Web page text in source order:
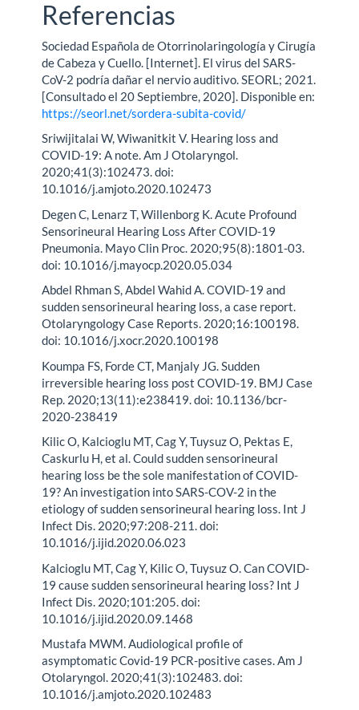
Referencias
Sociedad Española de Otorrinolaringología y Cirugía
de Cabeza y Cuello. [Internet]. El virus del SARS-
CoV-2 podría dañar el nervio auditivo. SEORL; 2021.
[Consultado el 20 Septiembre, 2020]. Disponible en:
https://seorl.net/sordera-subita-covid/
Sriwijitalai W, Wiwanitkit V. Hearing loss and
COVID-19: A note. Am J Otolaryngol.
2020;41(3):102473. doi:
10.1016/j.amjoto.2020.102473
Degen C, Lenarz T, Willenborg K. Acute Profound
Sensorineural Hearing Loss After COVID-19
Pneumonia. Mayo Clin Proc. 2020;95(8):1801-03.
doi: 10.1016/j.mayocp.2020.05.034
Abdel Rhman S, Abdel Wahid A. COVID-19 and
sudden sensorineural hearing loss, a case report.
Otolaryngology Case Reports. 2020;16:100198.
doi: 10.1016/j.xocr.2020.100198
Koumpa FS, Forde CT, Manjaly JG. Sudden
irreversible hearing loss post COVID-19. BMJ Case
Rep. 2020;13(11):e238419. doi: 10.1136/bcr-
2020-238419
Kilic O, Kalcioglu MT, Cag Y, Tuysuz O, Pektas E,
Caskurlu H, et al. Could sudden sensorineural
hearing loss be the sole manifestation of COVID-
19? An investigation into SARS-COV-2 in the
etiology of sudden sensorineural hearing loss. Int J
Infect Dis. 2020;97:208-211. doi:
10.1016/j.ijid.2020.06.023
Kalcioglu MT, Cag Y, Kilic O, Tuysuz O. Can COVID-
19 cause sudden sensorineural hearing loss? Int J
Infect Dis. 2020;101:205. doi:
10.1016/j.ijid.2020.09.1468
Mustafa MWM. Audiological profile of
asymptomatic Covid-19 PCR-positive cases. Am J
Otolaryngol. 2020;41(3):102483. doi:
10.1016/j.amjoto.2020.102483